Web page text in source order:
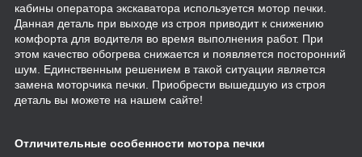
кабины оператора экскаватора используется мотор печки.
Данная деталь при выходе из строя приводит к снижению
комфорта для водителя во время выполнения работ. При
этом качество обогрева снижается и появляется посторонний
шум. Единственным решением в такой ситуации является
замена моторчика печки. Приобрести вышедшую из строя
деталь вы можете на нашем сайте!
Отличительные особенности мотора печки